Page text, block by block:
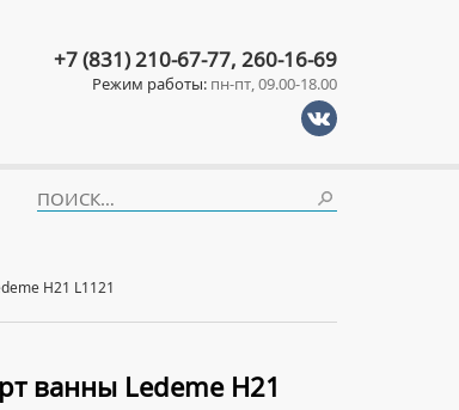
H21 L1121
ванны Ledeme H21
+7 (831) 210-67-77, 260-16-69
Режим работы: пн-пт, 09.00-18.00